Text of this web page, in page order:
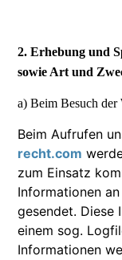
2. Erhebung und
sowie Art und
a) Beim Besuch der
Beim Aufrufen
recht.com
zum Einsatz
Informationen
gesendet. Diese
einem sog.
Informationen